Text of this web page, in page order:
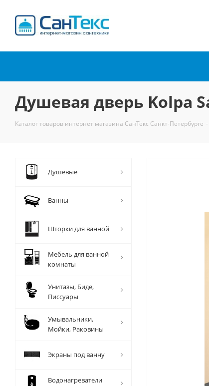
Душевая дверь Kolpa
Каталог товаров интернет магазина СанТекс Санкт-Петербурге -
Душевые
Ванны
Шторки для ванной
Мебель для ванной
комнаты
Унитазы, Биде,
Писсуары
Умывальники,
Мойки, Раковины
Экраны под ванну
Водонагреватели